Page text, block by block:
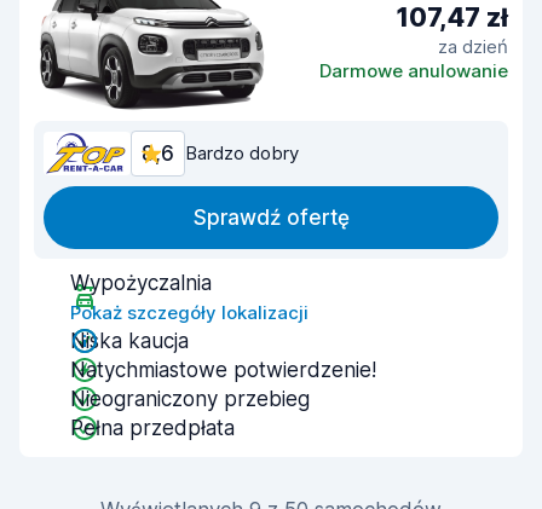
107,47 zł
za dzień
Darmowe anulowanie
8,6 Bardzo dobry
Sprawdź ofertę
Wypożyczalnia
Pokaż szczegóły lokalizacji
Niska kaucja
Natychmiastowe potwierdzenie!
Nieograniczony przebieg
Pełna przedpłata